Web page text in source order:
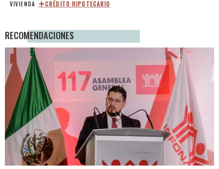
VIVIENDA
CRÉDITO HIPOTECARIO
RECOMENDACIONES